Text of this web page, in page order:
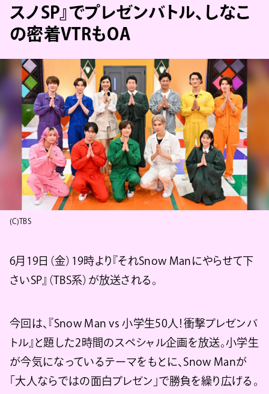
スノSP』でプレゼンバトル、しなこ
の密着VTRもOA
(C)TBS
6月19日（金）19時より『それSnow Manにやらせて下
さいSP』（TBS系）が放送される。
今回は、『Snow Man vs 小学生50人！衝撃プレゼンバ
トル』と題した2時間のスペシャル企画を放送。小学生
が今気になっているテーマをもとに、Snow Manが
「大人ならではの面白プレゼン」で勝負を繰り広げる。